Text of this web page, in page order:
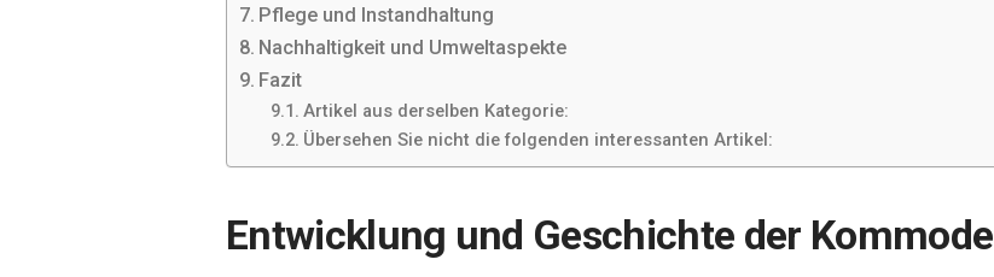
Pflege und Instandhaltung
Nachhaltigkeit und Umweltaspekte
Fazit
Artikel aus derselben Kategorie:
Übersehen Sie nicht die folgenden interessanten Artikel:
Entwicklung und Geschichte der Kommode